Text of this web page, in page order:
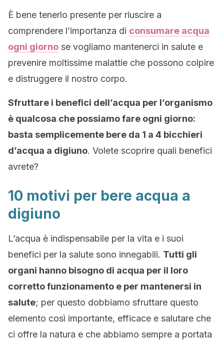
È bene tenerlo presente per riuscire a
comprendere l’importanza di consumare acqua
ogni giorno se vogliamo mantenerci in salute e
prevenire moltissime malattie che possono colpire
e distruggere il nostro corpo.
Sfruttare i benefici dell’acqua per l’organismo
è qualcosa che possiamo fare ogni giorno:
basta semplicemente bere da 1 a 4 bicchieri
d’acqua a digiuno. Volete scoprire quali benefici
avrete?
10 motivi per bere acqua a
digiuno
L’acqua è indispensabile per la vita e i suoi
benefici per la salute sono innegabili. Tutti gli
organi hanno bisogno di acqua per il loro
corretto funzionamento e per mantenersi in
salute; per questo dobbiamo sfruttare questo
elemento così importante, efficace e salutare che
ci offre la natura e che abbiamo sempre a portata